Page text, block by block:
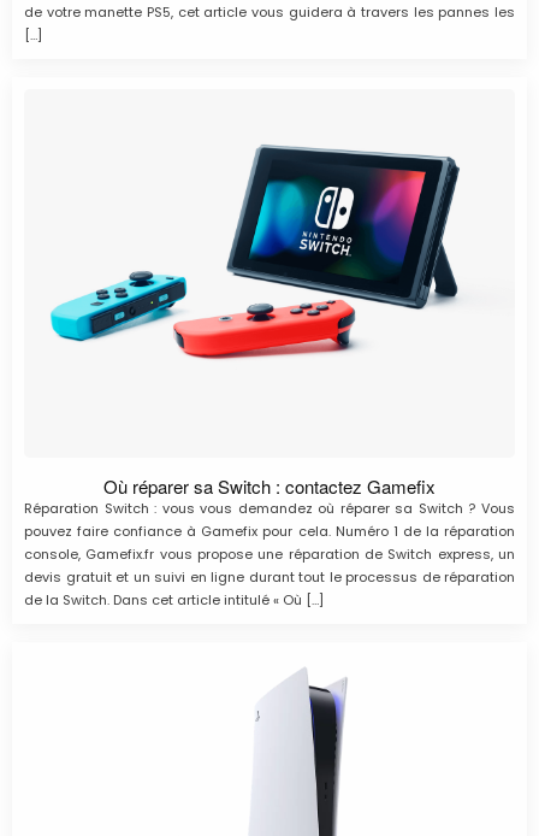
de votre manette PS5, cet article vous guidera à travers les pannes les
[…]
Où réparer sa Switch : contactez Gamefix
Réparation Switch : vous vous demandez où réparer sa Switch ? Vous
pouvez faire confiance à Gamefix pour cela. Numéro 1 de la réparation
console, Gamefix.fr vous propose une réparation de Switch express, un
devis gratuit et un suivi en ligne durant tout le processus de réparation
de la Switch. Dans cet article intitulé « Où […]